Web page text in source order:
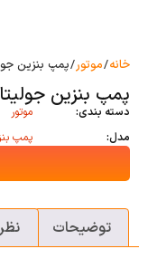
خانه/موتور/ پمپ بنزین
پمپ بنزین جولیتا
دسته بندی:
موتور
مدل:
پمپ
توضیحات